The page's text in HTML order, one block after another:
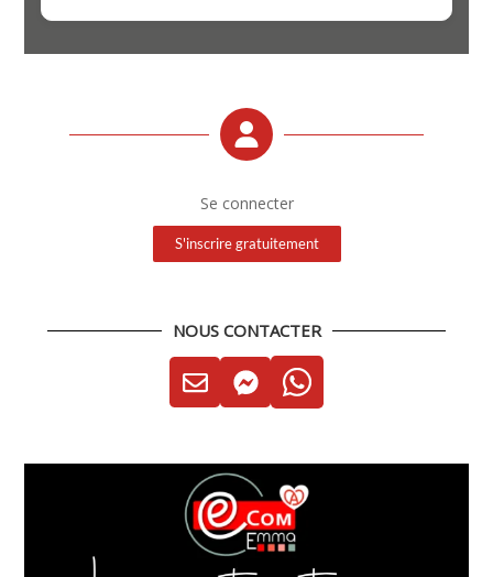
Se connecter
S'inscrire gratuitement
NOUS CONTACTER